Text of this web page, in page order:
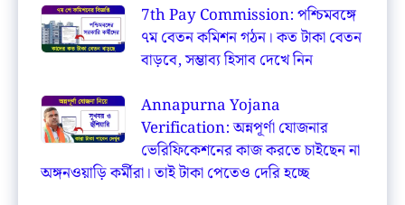
7th Pay Commission: পশ্চিমবঙ্গে
৭ম বেতন কমিশন গঠন। কত টাকা বেতন
বাড়বে, সম্ভাব্য হিসাব দেখে নিন
Annapurna Yojana
Verification: অন্নপূর্ণা যোজনার
ভেরিফিকেশনের কাজ করতে চাইছেন না
অঙ্গনওয়াড়ি কর্মীরা। তাই টাকা পেতেও দেরি হচ্ছে